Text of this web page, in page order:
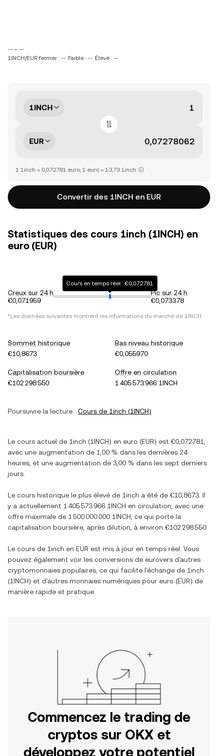
-- ~ --
1INCH/EUR fermer : -- Faible : -- Élevé : --
1INCH
EUR
1 1inch = 0,072781 euro, 1 euro = 13,73 1inch
Convertir des 1INCH en EUR
Statistiques des cours 1inch (1INCH) en
euro (EUR)
Creux sur 24 h
€0,071959
Cours en temps réel : €0,072781
Pic sur 24 h
€0,073378
*Les données suivantes montrent les informations du marché de 1INCH.
Sommet historique
€10,8673
Bas niveau historique
€0,055970
Capitalisation boursière
€102 298 550
Offre en circulation
1 405 573 966 1INCH
Poursuivre la lecture : Cours de 1inch (1INCH)
Le cours actuel de 1inch (1INCH) en euro (EUR) est €0,072781
avec une augmentation de 1,00 % dans les dernières 24
heures, et une augmentation de 3,00 % dans les sept derniers
jours.
Le cours historique le plus élevé de 1inch a été de €10,8673 . Il
y a actuellement 1 405 573 966 1INCH en circulation, avec une
offre maximale de 1 500 000 000 1INCH , ce qui porte la
capitalisation boursière, après dilution, à environ €102 298 550
Le cours de 1inch en EUR est mis à jour en temps réel. Vous
pouvez également voir les conversions de eurovers d'autres
cryptomonnaies populaires, ce qui facilite l'échange de 1inch
(1INCH) et d'autres monnaies numériques pour euro (EUR) de
manière rapide et pratique.
Commencez le trading de
cryptos sur OKX et
développez votre potentiel